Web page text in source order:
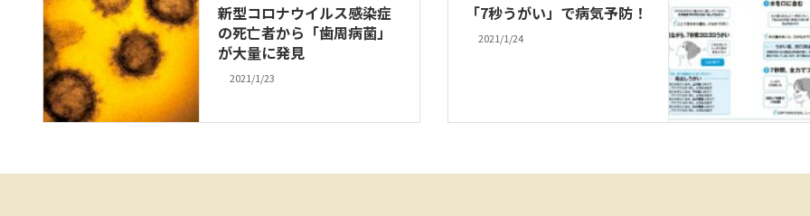
新型コロナウイルス感染症
の死亡者から「歯周病菌」
が大量に発見
2021/1/23
「7秒うがい」で病気予防！
2021/1/24